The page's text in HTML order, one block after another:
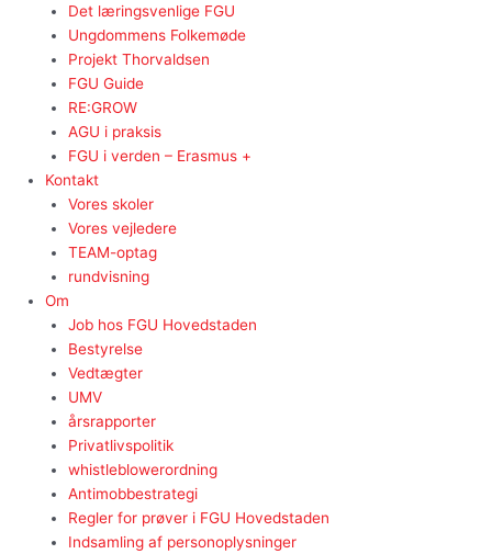
Det læringsvenlige FGU
Ungdommens Folkemøde
Projekt Thorvaldsen
FGU Guide
RE:GROW
AGU i praksis
FGU i verden – Erasmus +
Kontakt
Vores skoler
Vores vejledere
TEAM-optag
rundvisning
Om
Job hos FGU Hovedstaden
Bestyrelse
Vedtægter
UMV
årsrapporter
Privatlivspolitik
whistleblowerordning
Antimobbestrategi
Regler for prøver i FGU Hovedstaden
Indsamling af personoplysninger